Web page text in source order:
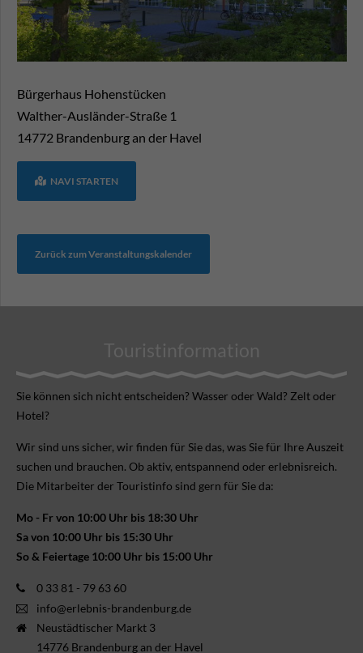
Bürgerhaus Hohenstücken
Walther-Ausländer-Straße 1
14772 Brandenburg an der Havel
NAVI STARTEN
Zurück zum Veranstaltungskalender
Touristinformation
Sie können sich nicht ent­scheiden? Wasser oder Wald? Zelt oder
Hotel?
Wir sind uns sicher, wir finden für Sie das, was Sie für Ihre Aus­zeit
suchen und brauchen. Ob aktiv, ent­spannend oder erlebnis­reich.
Die Mitarbeiter der Touristinfo sind gern für Sie da:
Mo - Fr von 10:00 Uhr bis 18:30 Uhr
Sa von 10:00 Uhr bis 15:30 Uhr
So & Feiertage 10:00 Uhr bis 15:00 Uhr
0 33 81 - 79 63 60
info@erlebnis-brandenburg.de
Neustädtischer Markt 3
14776 Brandenburg an der Havel